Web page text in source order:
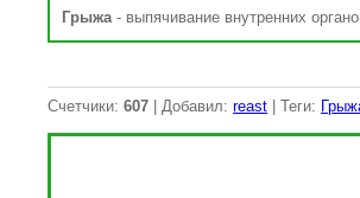
Грыжа- выпячивание внутренних
Счетчики: 607 Добавил: reast Теги: